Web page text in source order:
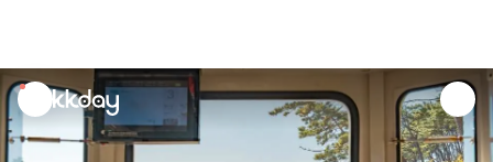
unread
notifications